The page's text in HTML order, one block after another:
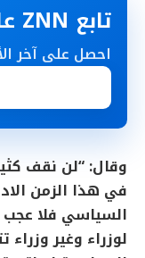
تابع ZNN على تيليغرام
احصل على آخر
وقال: “لن نقف
في هذا الزمن
السياسي فلا عجب
لوزراء وغير